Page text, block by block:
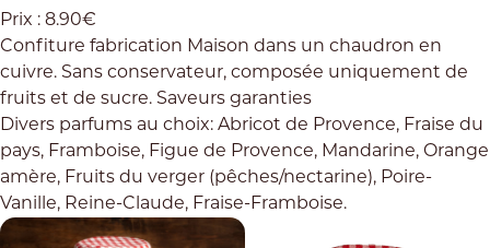
Prix : 8.90€
Confiture fabrication Maison dans un chaudron en
cuivre. Sans conservateur, composée uniquement de
fruits et de sucre. Saveurs garanties
Divers parfums au choix: Abricot de Provence, Fraise du
pays, Framboise, Figue de Provence, Mandarine, Orange
amère, Fruits du verger (pêches/nectarine), Poire-
Vanille, Reine-Claude, Fraise-Framboise.